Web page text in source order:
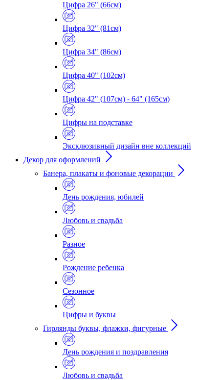
Цифра 26" (66см)
Цифра 32" (81см)
Цифра 34" (86см)
Цифра 40" (102см)
Цифра 42" (107см) - 64" (165см)
Цифры на подставке
Эксклюзивный дизайн вне коллекций
Декор для оформлений
Банера, плакаты и фоновые декорации
День рождения, юбилей
Любовь и свадьба
Разное
Рождение ребенка
Сезонное
Цифры и буквы
Гирлянды буквы, флажки, фигурные
День рождения и поздравления
Любовь и свадьба